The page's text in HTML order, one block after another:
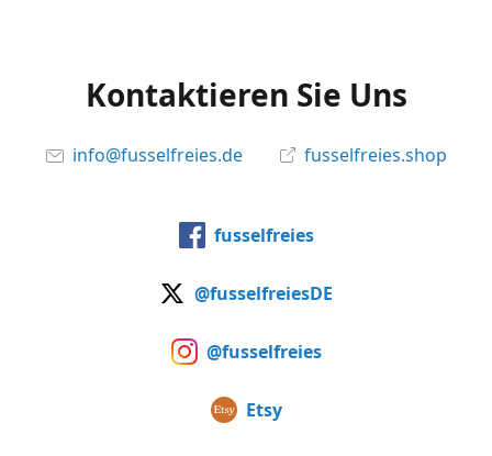
Kontaktieren Sie Uns
info@fusselfreies.de fusselfreies.shop
fusselfreies
@fusselfreiesDE
@fusselfreies
Etsy